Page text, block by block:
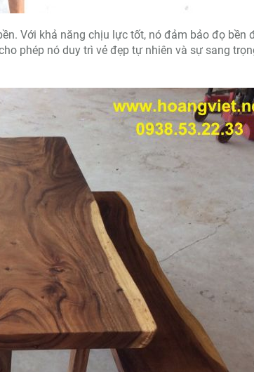
Với khả năng chịu lực tốt, nó đảm bảo đọ bền
phép nó duy trì vẻ đẹp tự nhiên và sự sang